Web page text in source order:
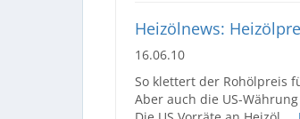
Heizölnews:
16.06.10
So klettert der Rohölpreis
Aber auch die US-